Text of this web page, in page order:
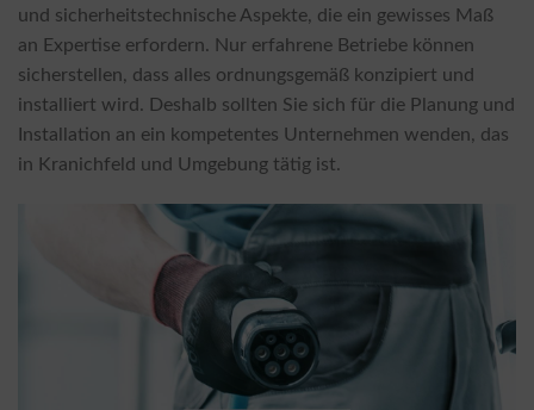
und sicherheitstechnische Aspekte, die ein gewisses Maß
an Expertise erfordern. Nur erfahrene Betriebe können
sicherstellen, dass alles ordnungsgemäß konzipiert und
installiert wird. Deshalb sollten Sie sich für die Planung und
Installation an ein kompetentes Unternehmen wenden, das
in Kranichfeld und Umgebung tätig ist.